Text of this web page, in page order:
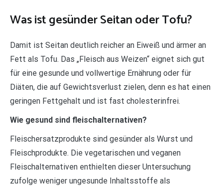
Was ist gesünder Seitan oder Tofu?
Damit ist Seitan deutlich reicher an Eiweiß und ärmer an
Fett als Tofu. Das „Fleisch aus Weizen“ eignet sich gut
für eine gesunde und vollwertige Ernährung oder für
Diäten, die auf Gewichtsverlust zielen, denn es hat einen
geringen Fettgehalt und ist fast cholesterinfrei.
Wie gesund sind fleischalternativen?
Fleischersatzprodukte sind gesünder als Wurst und
Fleischprodukte. Die vegetarischen und veganen
Fleischalternativen enthielten dieser Untersuchung
zufolge weniger ungesunde Inhaltsstoffe als